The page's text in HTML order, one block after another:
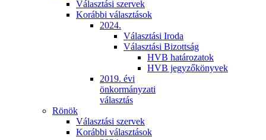
Választási szervek
Korábbi választások
2024.
Választási Iroda
Választási Bizottság
HVB határozatok
HVB jegyzőkönyvek
2019. évi
önkormányzati
választás
Rönök
Választási szervek
Korábbi választások